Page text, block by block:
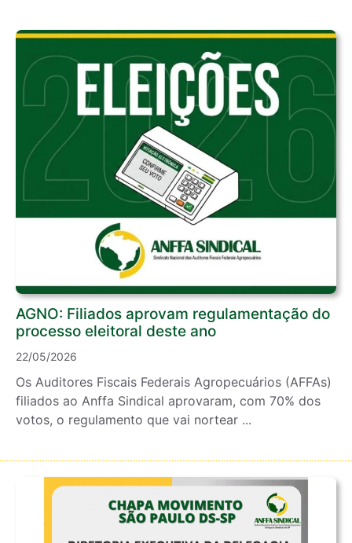
AGNO: Filiados aprovam regulamentação do
processo eleitoral deste ano
22/05/2026
Os Auditores Fiscais Federais Agropecuários (AFFAs)
filiados ao Anffa Sindical aprovaram, com 70% dos
votos, o regulamento que vai nortear ...